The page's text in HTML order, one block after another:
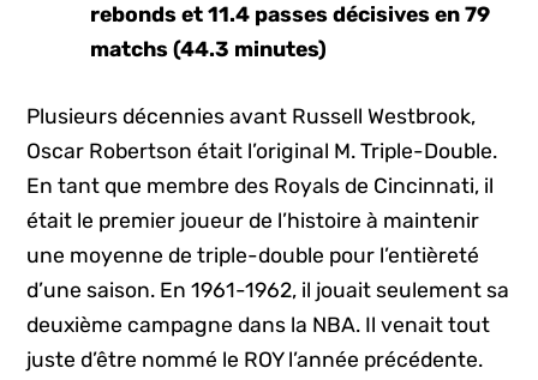
rebonds et 11.4 passes décisives en 79
matchs (44.3 minutes)
Plusieurs décennies avant Russell Westbrook,
Oscar Robertson était l’original M. Triple-Double.
En tant que membre des Royals de Cincinnati, il
était le premier joueur de l’histoire à maintenir
une moyenne de triple-double pour l’entièreté
d’une saison. En 1961-1962, il jouait seulement sa
deuxième campagne dans la NBA. Il venait tout
juste d’être nommé le ROY l’année précédente.